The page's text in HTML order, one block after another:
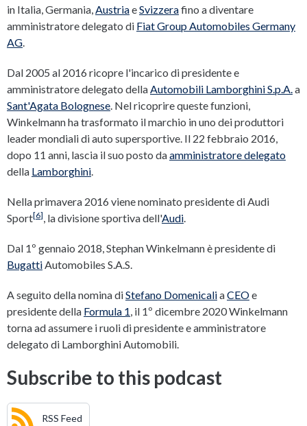
in Italia, Germania, AustriaeSvizzerafino a diventare
amministratore delegato di Fiat Group Automobiles Germany
AG
Dal 2005 al 2016 ricopre l'incarico di presidente e
amministratore delegato della Automobili Lamborghini S.p.A. a
Sant'Agata Bolognese . Nel ricoprire queste funzioni,
Winkelmann ha trasformato il marchio in uno dei produttori
leader mondiali di auto supersportive. Il 22 febbraio 2016,
dopo 11 anni, lascia il suo posto daamministratore delegato
della Lamborghini
Nella primavera 2016 viene nominato presidente di Audi
Sport[6] , la divisione sportiva dell'Audi
Dal 1º gennaio 2018, Stephan Winkelmann è presidente di
Bugatti Automobiles S.A.S.
A seguito della nomina diStefano DomenicaliaCEOe
presidente della Formula 1 , il 1º dicembre 2020 Winkelmann
torna ad assumere i ruoli di presidente e amministratore
delegato di Lamborghini Automobili.
Subscribe to this podcast
RSS Feed